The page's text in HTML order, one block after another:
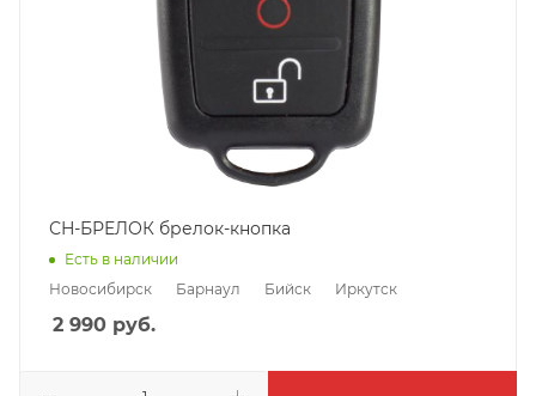
СН-БРЕЛОК брелок-кнопка
Есть в наличии
Новосибирск
Барнаул Бийск Иркутск
2 990 руб.